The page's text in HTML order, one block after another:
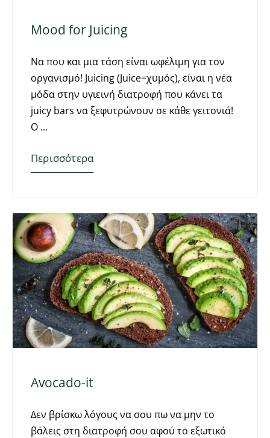
Mood for Juicing
Να που και μια τάση είναι ωφέλιμη για τον
οργανισμό! Juicing (Juice=χυμός), είναι η νέα
μόδα στην υγιεινή διατροφή που κάνει τα
juicy bars να ξεφυτρώνουν σε κάθε γειτονιά!
Ο
Περισσότερα
Avocado-it
Δεν βρίσκω λόγους να σου πω να μην το
βάλεις στη διατροφή σου αφού το εξωτικό